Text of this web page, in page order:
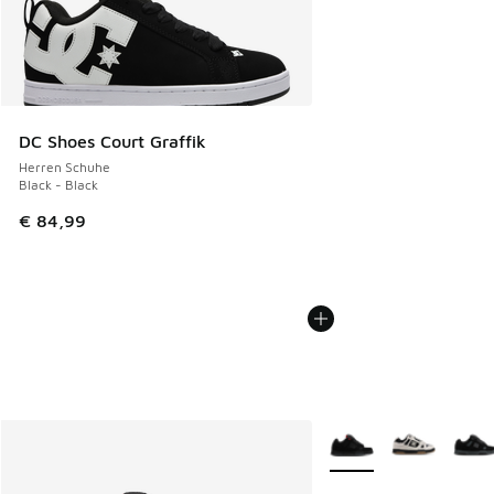
DC Shoes Court Graffik
Herren Schuhe
Black - Black
€ 84,99
Weitere Farben